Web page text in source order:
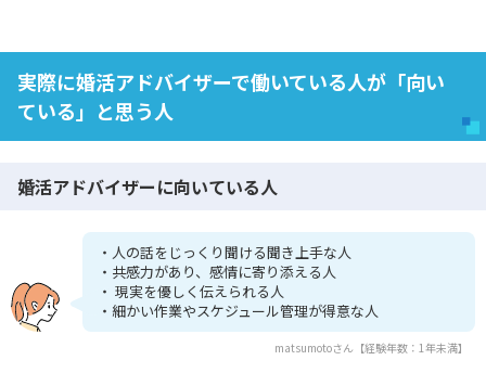
実際に婚活アドバイザーで働いている人が「向い
ている」と思う人
婚活アドバイザーに向いている人
・人の話をじっくり聞ける聞き上手な人
・共感力があり、感情に寄り添える人
・ 現実を優しく伝えられる人
・細かい作業やスケジュール管理が得意な人
matsumotoさん【経験年数：1年未満】